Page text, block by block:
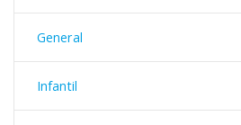
General
Infantil